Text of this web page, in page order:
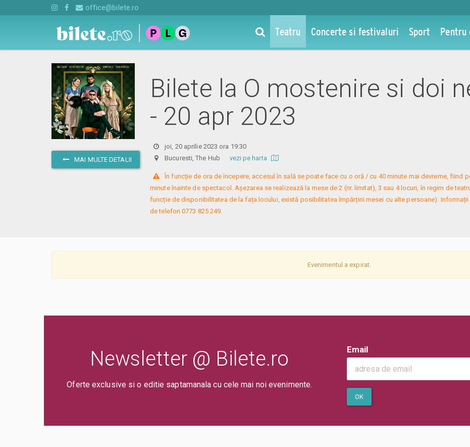
office@bilete.ro
Teatru Concerte si festivaluri Sport Pentru
MAI MULTE DETALII
Bilete la O mostenire si doi
- 20 apr 2023
joi, 20 aprilie 2023 ora 19:30
Bucuresti, The Hub vezi pe harta
În funcție de ora de începere, accesul în sală se poate face cu o oră / cu 40 minute mai devreme, fiind
minute înainte de spectacol. Așezarea se realizează la mese de 2 (nr. limitat), 3 sau 4 locuri, în regim de
funcție de disponibilitatea de la fața locului, există posibilitatea împărțirii mesei cu alte persoane). Informații
de telefon 0773 825 249.
Evenimentul a expirat.
Newsletter @ Bilete.ro
Oferte exclusive si o editie saptamanala cu cele mai noi evenimente.
Email
OK